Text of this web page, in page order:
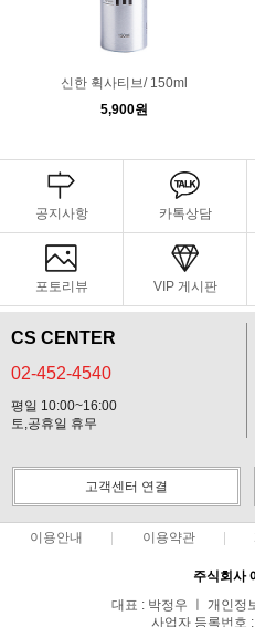
신한 휙사티브/ 150ml
5,900원
공지사항 카톡상담
포토리뷰 VIP 게시판
CS CENTER
02-452-4540
평일 10:00~16:00
토,공휴일 휴무
고객센터 연결
이용안내 이용약관
주식회사
대표 : 박정우 ㅣ 개인정
사업자 등록번호